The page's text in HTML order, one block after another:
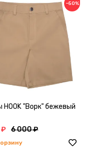
−50%
"Ворк" бежевый
₽ 6 000 ₽